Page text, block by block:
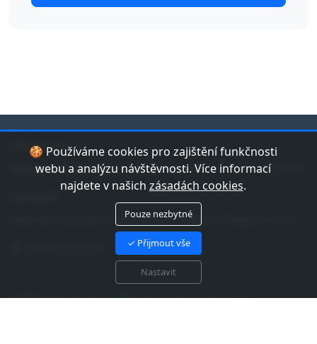
🍪 Používáme cookies pro zajištění funkčnosti
webu a analýzu návštěvnosti. Více informací
najdete v našich zásadách cookies.
Pouze nezbytné
✓ Přijmout vše
Nastavit
jduplavat.cz
Nejlepší databáze bazénů a koupališť v České republice.
Máte tip na bazén nebo chybu v datech? Napište nám!
© 2026 jduplavat.cz. Všechna práva vyhrazena.